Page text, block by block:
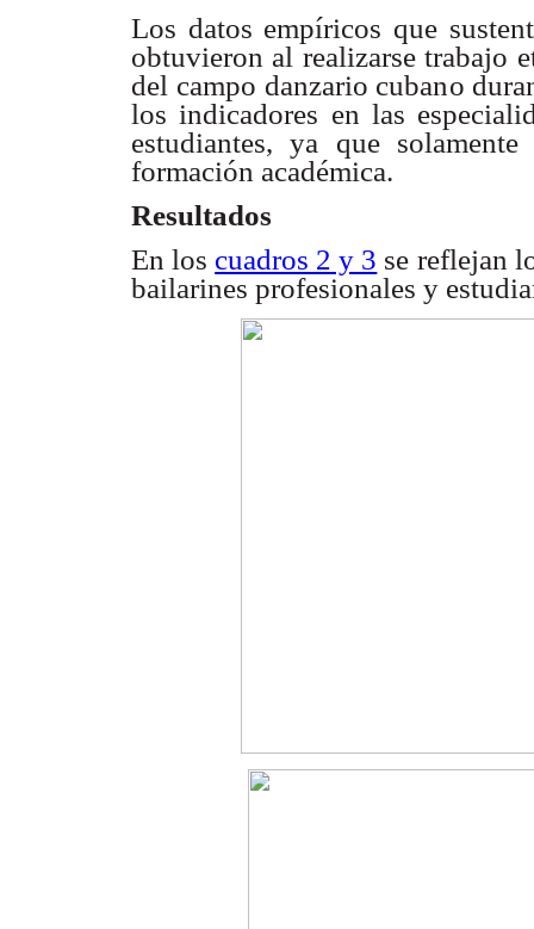
Los datos empíricos que
obtuvieron al realizarse trabajo
del campo danzario cubano
los indicadores en las
estudiantes, ya que
formación académica.
Resultados
En los cuadros 2 y 3 se reflejan
bailarines profesionales y